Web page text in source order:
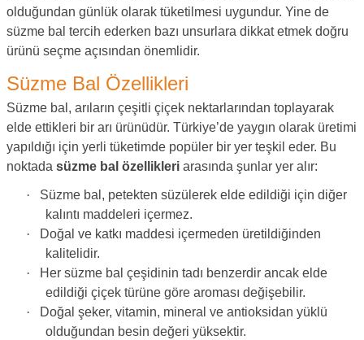
olduğundan günlük olarak tüketilmesi uygundur. Yine de
süzme bal tercih ederken bazı unsurlara dikkat etmek doğru
ürünü seçme açısından önemlidir.
Süzme Bal Özellikleri
Süzme bal, arıların çeşitli çiçek nektarlarından toplayarak
elde ettikleri bir arı ürünüdür. Türkiye’de yaygın olarak üretimi
yapıldığı için yerli tüketimde popüler bir yer teşkil eder. Bu
noktada süzme bal özellikleri arasında şunlar yer alır:
·
Süzme bal, petekten süzülerek elde edildiği için diğer
kalıntı maddeleri içermez.
·
Doğal ve katkı maddesi içermeden üretildiğinden
kalitelidir.
·
Her süzme bal çeşidinin tadı benzerdir ancak elde
edildiği çiçek türüne göre aroması değişebilir.
·
Doğal şeker, vitamin, mineral ve antioksidan yüklü
olduğundan besin değeri yüksektir.